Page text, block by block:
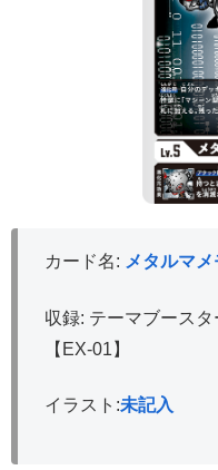
カード名: メタルマメ
収録: テーマブース
【EX-01】
イラスト:未記入